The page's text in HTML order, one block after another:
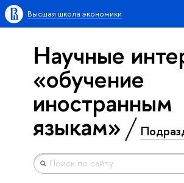
Высшая школа экономики
Научные
«обучение
иностранным
языкам»